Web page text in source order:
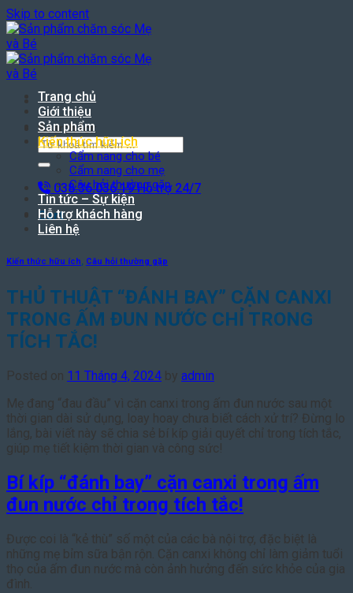
Skip to content
Search for:
038.36.036.19 Hỗ trợ 24/7
Cart
Trang chủ
Giới thiệu
Sản phẩm
Kiến thức hữu ích
Cẩm nang cho bé
Cẩm nang cho mẹ
Câu hỏi thường gặp
Tin tức – Sự kiện
Hỗ trợ khách hàng
Liên hệ
Kiến thức hữu ích, Câu hỏi thường gặp
THỦ THUẬT “ĐÁNH BAY” CẶN CANXI
TRONG ẤM ĐUN NƯỚC CHỈ TRONG
TÍCH TẮC!
Posted on 11 Tháng 4, 2024 by admin
Mẹ đang “đau đầu” vì cặn canxi trong ấm đun nước sau một
thời gian dài sử dụng, loay hoay chưa biết cách xử trí? Đừng lo
lắng, bài viết này sẽ chia sẻ bí kíp giải quyết chỉ trong tích tắc,
giúp mẹ tiết kiệm thời gian và công sức!
Bí kíp “đánh bay” cặn canxi trong ấm
đun nước chỉ trong tích tắc!
Được coi là “kẻ thù” số một của các bà nội trợ, đặc biệt là
những mẹ bỉm sữa bận rộn. Cặn canxi không chỉ làm giảm tuổi
thọ của ấm đun nước mà còn ảnh hưởng đến sức khỏe của gia
đình.